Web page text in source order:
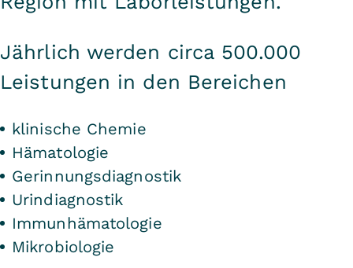
Jährlich werden circa 500.000
Leistungen in den Bereichen
klinische Chemie
Hämatologie
Gerinnungsdiagnostik
Urindiagnostik
Immunhämatologie
Mikrobiologie